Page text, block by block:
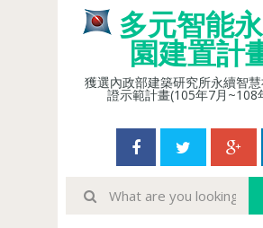
多元智能
園建置計
獲選內政部建築研究所永續智
證示範計畫(105年7月~108